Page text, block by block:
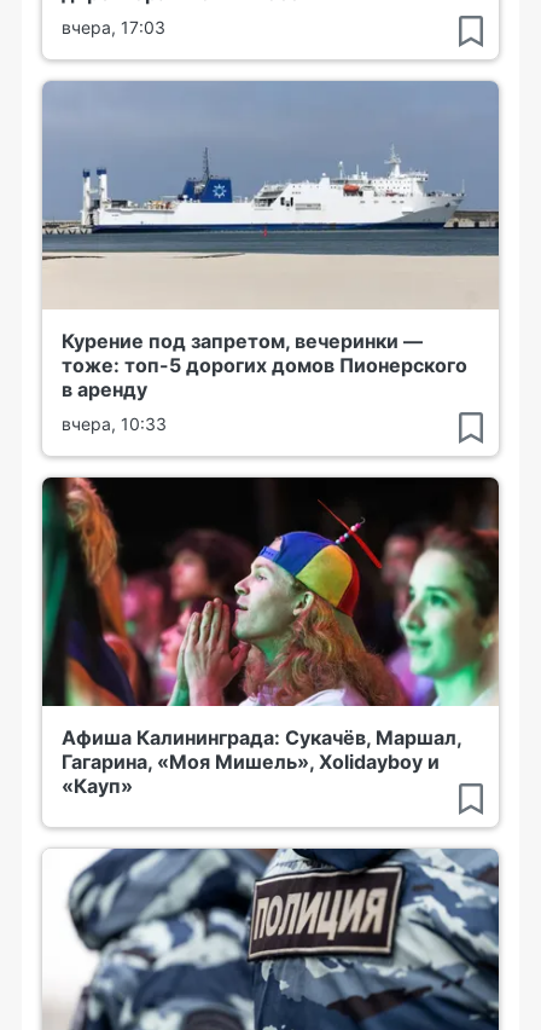
вчера, 17:03
Курение под запретом, вечеринки —
тоже: топ-5 дорогих домов Пионерского
в аренду
вчера, 10:33
Афиша Калининграда: Сукачёв, Маршал,
Гагарина, «Моя Мишель», Xolidayboy и
«Кауп»